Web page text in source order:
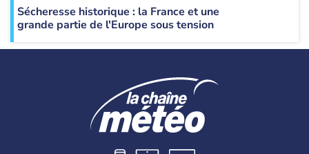
Sécheresse historique : la France et une
grande partie de l'Europe sous tension